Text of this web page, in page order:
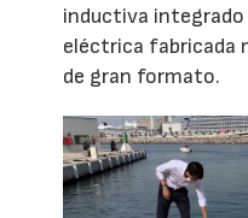
inductiva integrado
eléctrica fabricada
de gran formato.